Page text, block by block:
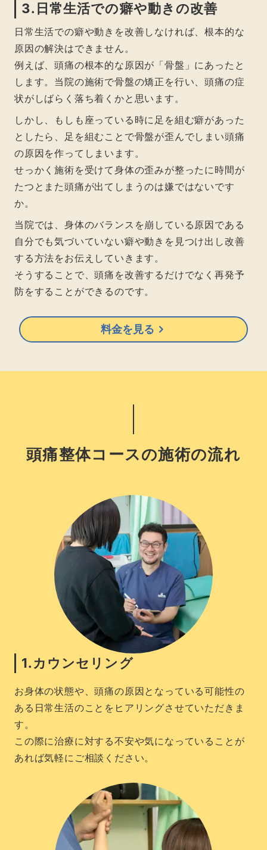
3.日常生活での癖や動きの改善
日常生活での癖や動きを改善しなければ、根本的な
原因の解決はできません。
例えば、頭痛の根本的な原因が「骨盤」にあったと
します。当院の施術で骨盤の矯正を行い、頭痛の症
状がしばらく落ち着くかと思います。
しかし、もしも座っている時に足を組む癖があった
としたら、足を組むことで骨盤が歪んでしまい頭痛
の原因を作ってしまいます。
せっかく施術を受けて身体の歪みが整ったに時間が
たつとまた頭痛が出てしまうのは嫌ではないです
か。
当院では、身体のバランスを崩している原因である
自分でも気づいていない癖や動きを見つけ出し改善
する方法をお伝えしていきます。
そうすることで、頭痛を改善するだけでなく再発予
防をすることができるのです。
料金を見る
頭痛整体コースの施術の流れ
1.カウンセリング
お身体の状態や、頭痛の原因となっている可能性の
ある日常生活のことをヒアリングさせていただきま
す。
この際に治療に対する不安や気になっていることが
あれば気軽にご相談ください。